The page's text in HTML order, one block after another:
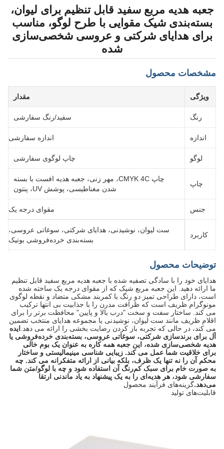
جعبه هدیه مربع سفید قابل تنظیم برای لیوان،
بسته‌بندی شیک مقوایی با طرح لوگو، مناسب
برای هدایای شرکتی و عروسی شخصی‌سازی
شده
مشخصات محصول
ویژگی مقدار
رنگ سفید/رنگ سفارشی
اندازه اندازه سفارشی
لوگو چاپ لوگوی سفارشی
چاپ
چاپ CMYK 4C، مهر زنی، جعبه هدیه افست با بسته
شدن مغناطیسی، پوشش UV، پنتون
جنس مقوای درجه یک
کاربرد
ست لیوان، نوشیدنی، هدایای شرکتی، سوغاتی عروسی،
بسته‌بندی خرده‌فروشی بوتیک
توضیحات محصول
هدایای خود را با سادگی تصفیه شده با جعبه هدیه مربع سفید قابل تنظیم
ما ارائه دهید. این جعبه مربع شیک که از مقوای درجه یک ساخته شده
است، دارای طراحی تمیز دو رنگ با کمربند مشکی متضاد و نقطه لوگوی
مونوگرام ظریف است که ظرافت مدرن را با جذابیت بی انتها ترکیب
می کند. ساختار سفت و سخت "درب بالا و پایین" محافظت برتر را برای
اقلام ظریف مانند ست لیوان، نوشیدنی یا مجموعه هدایای منتخب تضمین
می کند، در حالی که تجربه باز کردن رضایت بخشی را ارائه می دهد.
ایده
آل برای برندسازی شرکتی، سوغاتی عروسی، بسته‌بندی خرده‌فروشی یا
هدیه شخصی‌سازی شده، این جعبه همه کاره به عنوان یک بوم خالی
برای خلاقیت شما عمل می کند. زیبایی شناسی مینیمالیستی و ساختار
محکم آن را نه تنها یک ظرف، بلکه بیانی از ارائه متفکرانه می کند. چه
به صورت خام برای سبک کم‌رنگ آن استفاده شود و چه با لوگو/متن شما
سفارشی شود، هر هدیه‌ای را به یک پیشنهاد به یاد ماندنی ارتقا
می‌دهد.گزینه‌های فرآیند محصول
قابلیت‌های تولید